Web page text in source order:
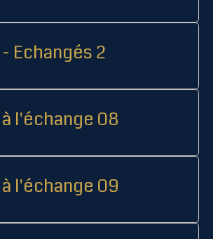
Echangés 2
Doubles à l'échange 08
Doubles à l'échange 09